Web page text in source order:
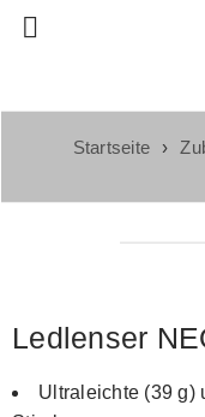
Startseite ›
Ledlenser
Ultraleichte (39 g)